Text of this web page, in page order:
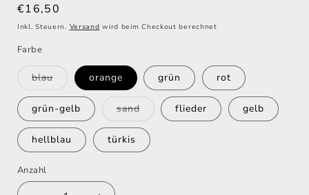
Normaler
Preis
€16,50
Inkl. Steuern. Versand wird beim Checkout berechnet
Farbe
blauVariante
ausverkauft
oder
nicht
verfügbar
orange grün rot
grün-gelb sandVariante
ausverkauft
oder
nicht
verfügbar
flieder gelb
hellblau türkis
Anzahl
Anzahl